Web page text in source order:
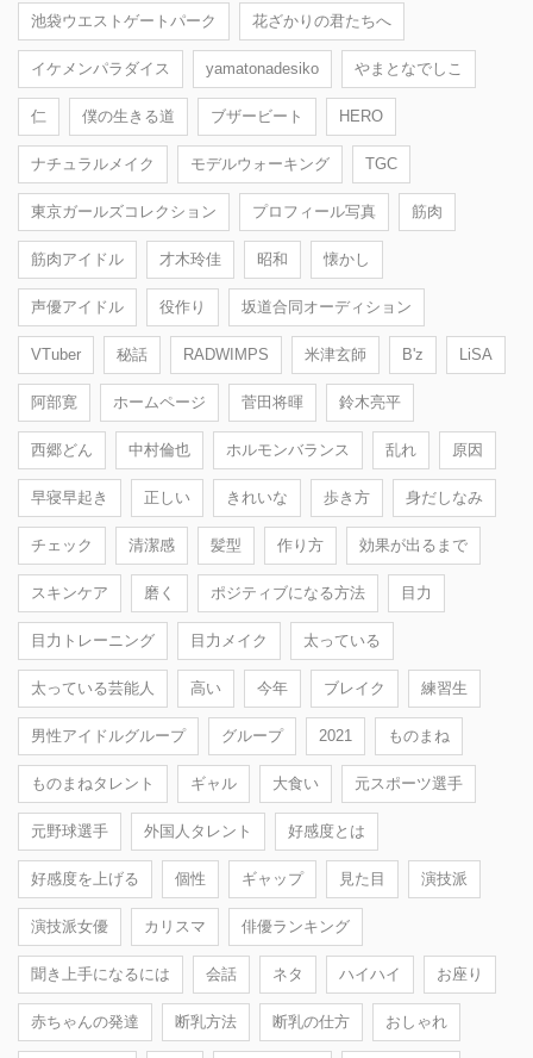
池袋ウエストゲートパーク 花ざかりの君たちへ
イケメンパラダイス yamatonadesiko やまとなでしこ
仁 僕の生きる道 ブザービート HERO
ナチュラルメイク モデルウォーキング TGC
東京ガールズコレクション プロフィール写真 筋肉
筋肉アイドル 才木玲佳 昭和 懐かし
声優アイドル 役作り 坂道合同オーディション
VTuber 秘話 RADWIMPS 米津玄師 B'z LiSA
阿部寛 ホームページ 菅田将暉 鈴木亮平
西郷どん 中村倫也 ホルモンバランス 乱れ 原因
早寝早起き 正しい きれいな 歩き方 身だしなみ
チェック 清潔感 髪型 作り方 効果が出るまで
スキンケア 磨く ポジティブになる方法 目力
目力トレーニング 目力メイク 太っている
太っている芸能人 高い 今年 ブレイク 練習生
男性アイドルグループ グループ 2021 ものまね
ものまねタレント ギャル 大食い 元スポーツ選手
元野球選手 外国人タレント 好感度とは
好感度を上げる 個性 ギャップ 見た目 演技派
演技派女優 カリスマ 俳優ランキング
聞き上手になるには 会話 ネタ ハイハイ お座り
赤ちゃんの発達 断乳方法 断乳の仕方 おしゃれ